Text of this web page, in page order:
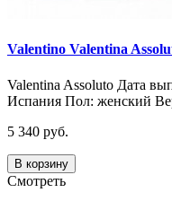
Valentino Valentina
Valentina Assoluto Дата
Испания Пол: женский
5 340 руб.
В корзину
Смотреть